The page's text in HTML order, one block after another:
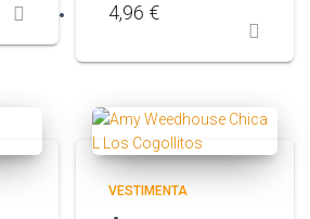
4,96 €
VESTIMENTA